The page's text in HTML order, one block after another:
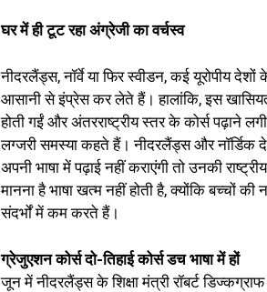
घर में ही टूट रहा अंग्रेजी का वर्चस्व
नीदरलैंड्स, नॉर्वे या फिर स्वीडन, कई यूरोपीय
आसानी से इंप्रेस कर लेते हैं। हालांकि, इस
होती गईं और अंतरराष्ट्रीय स्तर के कोर्स पढ़ाने
लग्जरी समस्या कहते हैं। नीदरलैंड्स और नॉर्डिक
अपनी भाषा में पढ़ाई नहीं कराएंगी तो उनकी
मानना है भाषा खत्म नहीं होती है, क्योंकि बच्चों
संदर्भों में कम करते हैं।
ग्रेजुएशन कोर्स दो-तिहाई कोर्स डच भाषा में हों
जून में नीदरलैंड्स के शिक्षा मंत्री रॉबर्ट